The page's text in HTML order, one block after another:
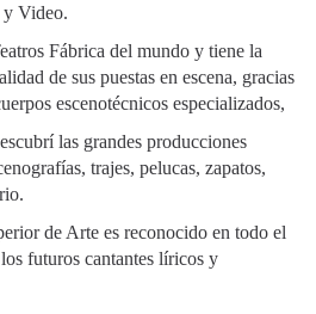
y Video.
Fábrica del mundo y tiene la
de sus puestas en escena, gracias
escenotécnicos especializados,
las grandes producciones
trajes, pelucas, zapatos,
de Arte es reconocido en todo el
futuros cantantes líricos y